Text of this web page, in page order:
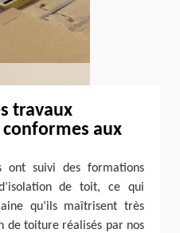
travaux
aux
ont suivi des formations
de toit, ce qui
qu’ils maîtrisent très
de toiture réalisés par nos